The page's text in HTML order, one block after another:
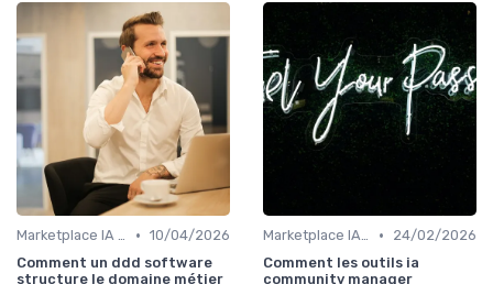
Marketplace IA et Automatisation • 10/04/2026
Comment un ddd software
structure le domaine métier
Marketplace IA et Automatisation •
24/02/2026
Comment les outils ia
community manager